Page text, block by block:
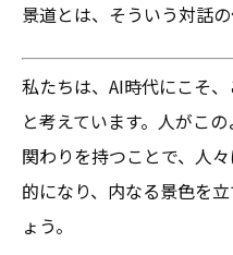
景道とは、そういう対話の
私たちは、AI時代にこそ
と考えています。人がこ
関わりを持つことで、人
的になり、内なる景色を
ょう。